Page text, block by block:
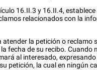
16.II.3 y 16.II.4,
relacionados con la
atender la petición o reclamo
fecha de su recibo.
al interesado,
petición, la cual en ningún